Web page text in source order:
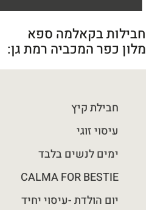
חבילות בקאלמה ספא
מלון כפר המכביה רמת גן:
חבילת קיץ
עיסוי זוגי
ימים לנשים בלבד
CALMA FOR BESTIE
יום הולדת -עיסוי יחיד